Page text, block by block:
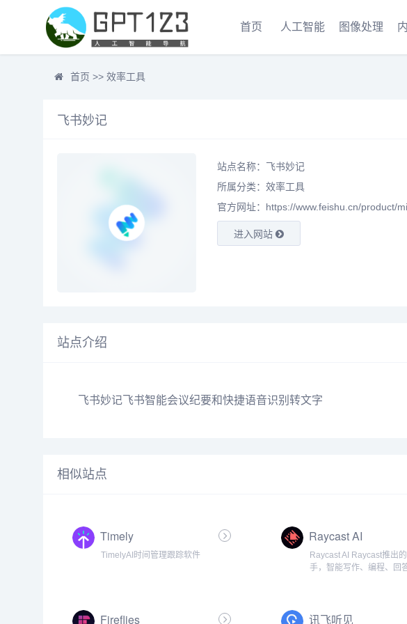
首页 人工智能 图像处理
首页 >> 效率工具
飞书妙记
站点名称：飞书妙记
所属分类： 效率工具
官方网址：https://www.feishu.cn/product/
进入网站
站点介绍
飞书妙记飞书智能会议纪要和快捷语音识别转文字
相似站点
Timely
TimelyAI时间管理跟踪软件
Raycast AI
Raycast AI Raycast推出
手，智能写作、编程、回
Fireflies 讯飞听见